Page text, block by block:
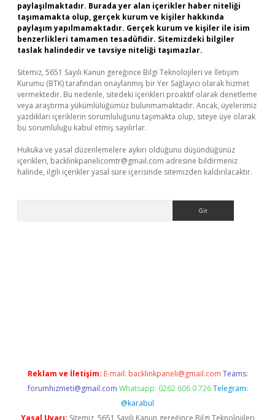
paylaşılmaktadır. Burada yer alan içerikler haber niteliği
taşımamakta olup, gerçek kurum ve kişiler hakkında
paylaşım yapılmamaktadır. Gerçek kurum ve kişiler ile isim
benzerlikleri tamamen tesadüfidir. Sitemizdeki bilgiler
taslak halindedir ve tavsiye niteliği taşımazlar.
Sitemiz, 5651 Sayılı Kanun gereğince Bilgi Teknolojileri ve İletişim
Kurumu (BTK) tarafından onaylanmış bir Yer Sağlayıcı olarak hizmet
vermektedir. Bu nedenle, sitedeki içerikleri proaktif olarak denetleme
veya araştırma yükümlülüğümüz bulunmamaktadır. Ancak, üyelerimiz
yazdıkları içeriklerin sorumluluğunu taşımakta olup, siteye üye olarak
bu sorumluluğu kabul etmiş sayılırlar.
Hukuka ve yasal düzenlemelere aykırı olduğunu düşündüğünüz
içerikleri, backlinkpanelicomtr@gmail.com adresine bildirmeniz
halinde, ilgili içerikler yasal süre içerisinde sitemizden kaldırılacaktır.
Reklam ve İletişim: E-mail: backlinkpaneli@gmail.com Teams:
forumhizmeti@gmail.com Whatsapp: 0262 606 0 726 Telegram:
@karabul
Yasal Uyarı: Sitemiz, 5651 Sayılı Kanun gereğince Bilgi Teknolojileri